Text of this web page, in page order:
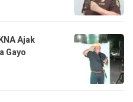
Ajak
Gayo